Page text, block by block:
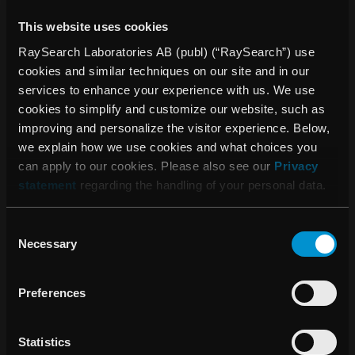
This website uses cookies
RaySearch Laboratories AB (publ) (“RaySearch”) use
cookies and similar techniques on our site and in our
services to enhance your experience with us. We use
cookies to simplify and customize our website, such as
improving and personalize the visitor experience. Below,
we explain how we use cookies and what choices you
can apply to our cookies. Please also see our Privacy
statement regarding the handling of your personal data.
Selection
Necessary
Preferences
Statistics
tillsammans med fortsatt god försäljning av
procent under perioden januari till september. Periodens
resultat blev dock negativt på grund av högre kostnader för
försäljning och marknadsföring av RayStation® samt höga
advokatarvoden i USA”, säger Johan Löf, VD för
RaySearch.
”Under det första halvåret tog vi flera viktiga order på
RayStation® i Nordamerika, Europa och Asien, och den
positiva utvecklingen fortsatte även efter halvårsskiftet. En
från det österrikiska partikelterapicentret MedAustron
order någonsin och den befäster vår starka position inom
partikelterapiområdet”, avslutar Johan Löf.